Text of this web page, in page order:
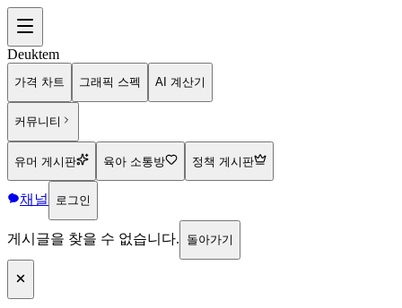
Deuktem
가격 차트 그래픽 스펙 AI 계산기
커뮤니티
유머 게시판 육아 소통방 정책 게시판
채널 로그인
게시글을 찾을 수 없습니다. 돌아가기